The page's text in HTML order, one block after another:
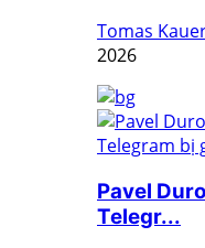
Tomas
2026
Pavel
Telegr...